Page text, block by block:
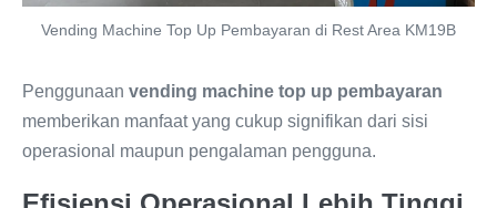
Vending Machine Top Up Pembayaran di Rest Area KM19B
Penggunaan vending machine top up pembayaran
memberikan manfaat yang cukup signifikan dari sisi
operasional maupun pengalaman pengguna.